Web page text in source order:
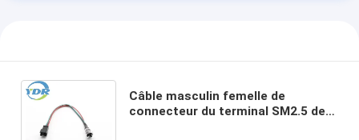
Câble masculin femelle de
connecteur du terminal SM2.5 de